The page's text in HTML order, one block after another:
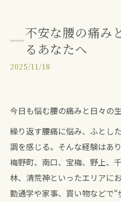
不安な腰の痛み
るあなたへ
2025/11/18
今日も悩む腰の痛みと日々の
繰り返す腰痛に悩み、ふとし
調を感じる。そんな経験はあ
梅野町、南口、宝梅、野上、
林、清荒神といったエリアに
勤通学や家事、買い物などで